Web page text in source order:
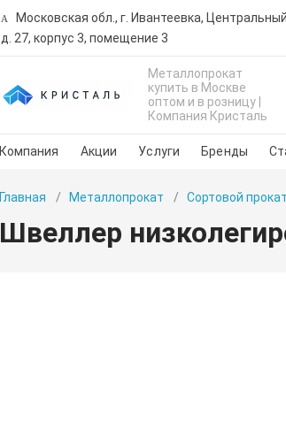
Московская обл., г. Ивантеевка,
д. 27, корпус 3, помещение 3
Металлопрокат
купить в Москве
оптом и в розницу |
Компания Кристаль
Компания Акции Услуги Бренды
Главная Металлопрокат Сортовой прокат
Швеллер